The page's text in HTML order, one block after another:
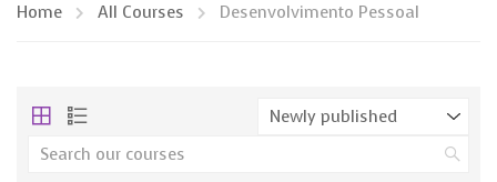
Home All Courses Desenvolvimento Pessoal